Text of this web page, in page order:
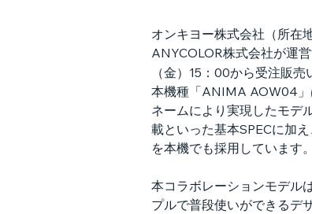
オンキヨー株式会社（所在
ANYCOLOR株式会社が運
（金）15：00から受注販売
本機種「ANIMA AOW04」
ネームにより実現したモデ
載といった基本SPECに加
を本機でも採用しています。
本コラボレーションモデル
プルで普段使いができるデ